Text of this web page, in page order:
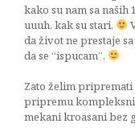
kako su nam sa
uuuh, kak su stari,
da život ne prestaje
da se “ispucam”.
Zato želim pripremati
pripremu
mekani kroasani bez